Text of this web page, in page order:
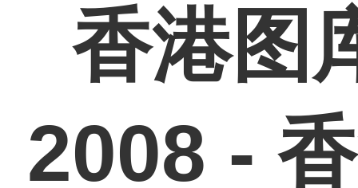
香港图
2008 -